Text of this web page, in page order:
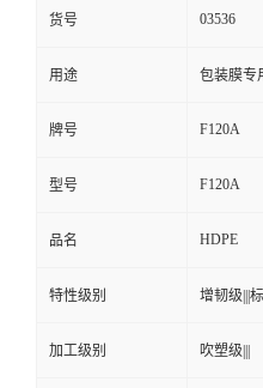
货号 03536
用途 包装膜专
牌号 F120A
型号 F120A
品名 HDPE
特性级别 增韧级|||
加工级别 吹塑级|||